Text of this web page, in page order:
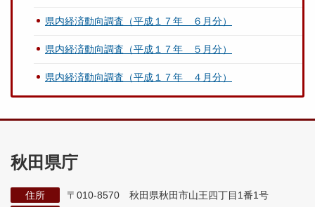
県内経済動向調査（平成１７年 ６月分）
県内経済動向調査（平成１７年 ５月分）
県内経済動向調査（平成１７年 ４月分）
秋田県庁
住所
〒010-8570 秋田県秋田市山王四丁目1番1号